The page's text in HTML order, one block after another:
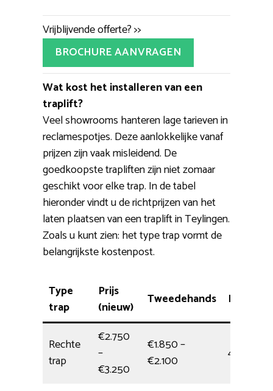
Vrijblijvende offerte? >>
BROCHURE AANVRAGEN
Wat kost het installeren van een
traplift?
Veel showrooms hanteren lage tarieven in
reclamespotjes. Deze aanlokkelijke vanaf
prijzen zijn vaak misleidend. De
goedkoopste trapliften zijn niet zomaar
geschikt voor elke trap. In de tabel
hieronder vindt u de richtprijzen van het
laten plaatsen van een traplift in Teylingen.
Zoals u kunt zien: het type trap vormt de
belangrijkste kostenpost.
Type
trap
Prijs
(nieuw)
Tweedehands Plaatsing
Rechte
trap
€2.750
–
€3.250
€1.850 –
€2.100
4,5 uur